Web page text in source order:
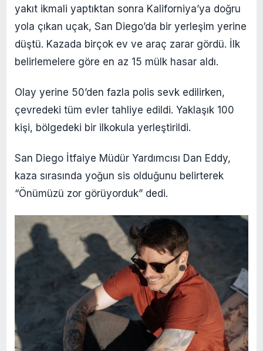
yakıt ikmali yaptıktan sonra Kaliforniya’ya doğru
yola çıkan uçak, San Diego’da bir yerleşim yerine
düştü. Kazada birçok ev ve araç zarar gördü. İlk
belirlemelere göre en az 15 mülk hasar aldı.
Olay yerine 50’den fazla polis sevk edilirken,
çevredeki tüm evler tahliye edildi. Yaklaşık 100
kişi, bölgedeki bir ilkokula yerleştirildi.
San Diego İtfaiye Müdür Yardımcısı Dan Eddy,
kaza sırasında yoğun sis olduğunu belirterek
“Önümüzü zor görüyorduk” dedi.